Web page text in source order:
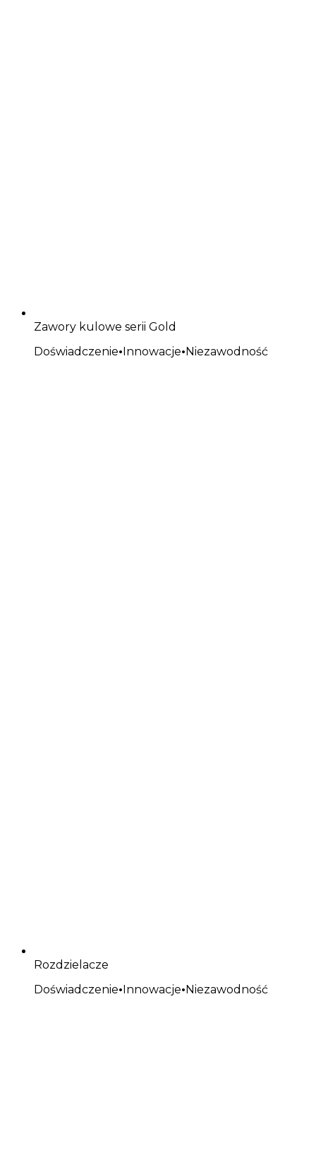
Zawory kulowe serii Gold
Doświadczenie•Innowacje•Niezawodność
Rozdzielacze
Doświadczenie•Innowacje•Niezawodność